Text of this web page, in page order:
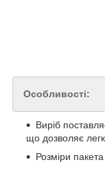
Особливості:
Виріб
що дозволяє
Розміри